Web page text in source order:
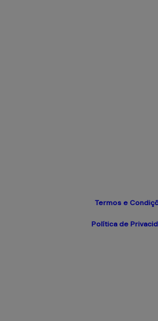
Política de
Termos e